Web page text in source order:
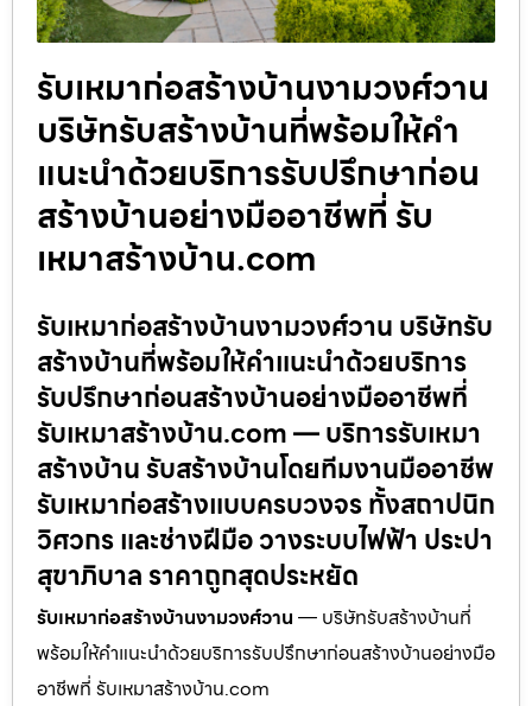
รับเหมาก่อสร้างบ้านงามวงศ์วาน
บริษัทรับสร้างบ้านที่พร้อมให้คำ
แนะนำด้วยบริการรับปรึกษาก่อน
สร้างบ้านอย่างมืออาชีพที่ รับ
เหมาสร้างบ้าน.com
รับเหมาก่อสร้างบ้านงามวงศ์วาน บริษัทรับ
สร้างบ้านที่พร้อมให้คำแนะนำด้วยบริการ
รับปรึกษาก่อนสร้างบ้านอย่างมืออาชีพที่
รับเหมาสร้างบ้าน.com — บริการรับเหมา
สร้างบ้าน รับสร้างบ้านโดยทีมงานมืออาชีพ
รับเหมาก่อสร้างแบบครบวงจร ทั้งสถาปนิก
วิศวกร และช่างฝีมือ วางระบบไฟฟ้า ประปา
สุขาภิบาล ราคาถูกสุดประหยัด
รับเหมาก่อสร้างบ้านงามวงศ์วาน — บริษัทรับสร้างบ้านที่
พร้อมให้คำแนะนำด้วยบริการรับปรึกษาก่อนสร้างบ้านอย่างมือ
อาชีพที่ รับเหมาสร้างบ้าน.com